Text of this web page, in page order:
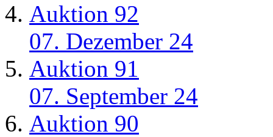
Auktion 92
07. Dezember 24
Auktion 91
07. September 24
Auktion 90